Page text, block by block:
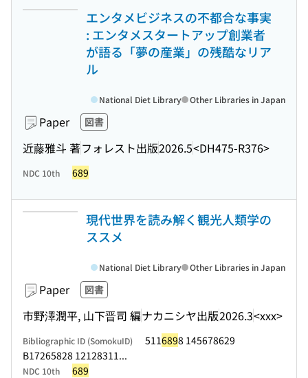
エンタメビジネスの不都合な事実
: エンタメスタートアップ創業者
が語る「夢の産業」の残酷なリア
ル
Paper 図書
近藤雅斗 著フォレスト出版2026.5<DH475-R376>
National Diet Library Other Libraries in Japan
NDC 10th 689
現代世界を読み解く観光人類学の
ススメ
Paper 図書
市野澤潤平, 山下晋司 編ナカニシヤ出版2026.3<xxx>
National Diet Library Other Libraries in Japan
Bibliographic ID (SomokuID) 5116898 145678629
B17265828 12128311...
NDC 10th 689